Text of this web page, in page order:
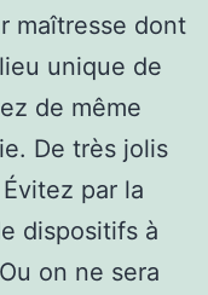
maîtresse dont
unique de
de même
De très jolis
par la
dispositifs à
on ne sera